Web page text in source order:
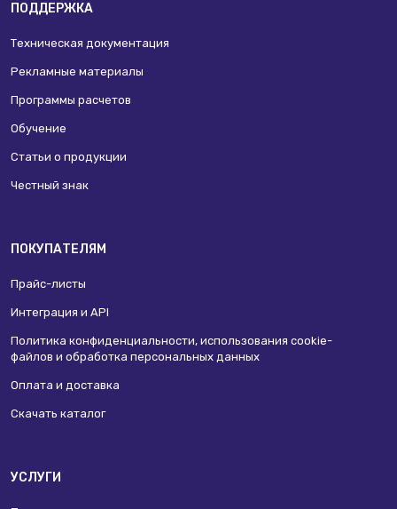
ПОДДЕРЖКА
Техническая документация
Рекламные материалы
Программы расчетов
Обучение
Статьи о продукции
Честный знак
ПОКУПАТЕЛЯМ
Прайс-листы
Интеграция и API
Политика конфиденциальности, использования сookie-
файлов и обработка персональных данных
Оплата и доставка
Скачать каталог
УСЛУГИ